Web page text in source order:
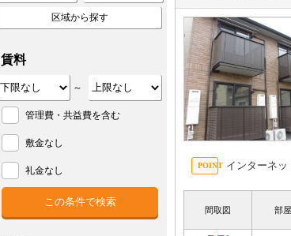
インターネ
間取図 部
区域から探す
賃料
～
管理費・共益費を含む
敷金なし
礼金なし